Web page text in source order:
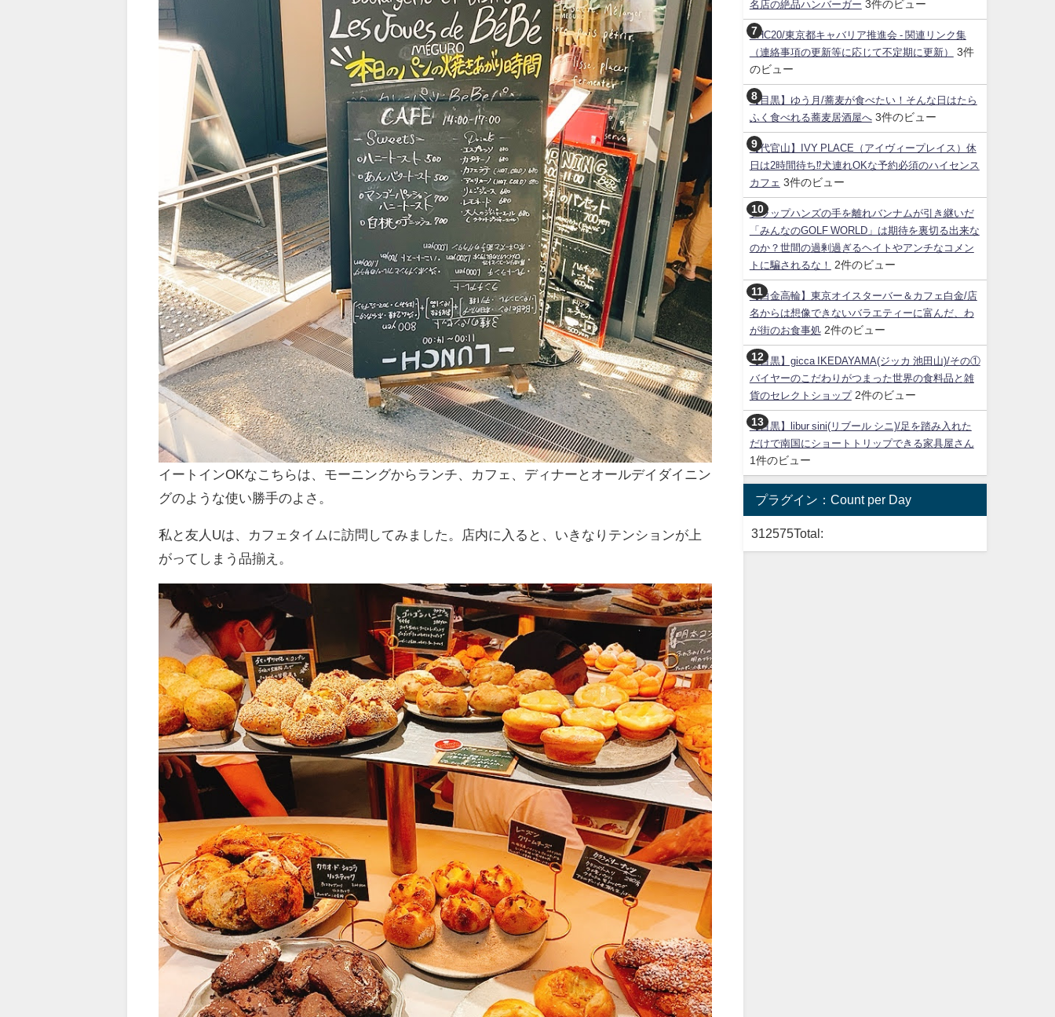
イートインOKなこちらは、モーニングからランチ、カフェ、ディナーとオールデイダイニン
グのような使い勝手のよさ。
私と友人Uは、カフェタイムに訪問してみました。店内に入ると、いきなりテンションが上
がってしまう品揃え。
名店の絶品ハンバーガー 3件のビュー
SHC20/東京都キャバリア推進会 - 関連リンク集
（連絡事項の更新等に応じて不定期に更新）
3件
のビュー
【目黒】ゆう月/蕎麦が食べたい！そんな日はたら
ふく食べれる蕎麦居酒屋へ 3件のビュー
【代官山】IVY PLACE（アイヴィープレイス）休
日は2時間待ち⁉犬連れOKな予約必須のハイセンス
カフェ 3件のビュー
クラップハンズの手を離れバンナムが引き継いだ
「みんなのGOLF WORLD」は期待を裏切る出来な
のか？世間の過剰過ぎるヘイトやアンチなコメン
トに騙されるな！
2件のビュー
【白金高輪】東京オイスターバー＆カフェ白金/店
名からは想像できないバラエティーに富んだ、わ
が街のお食事処 2件のビュー
【目黒】gicca IKEDAYAMA(ジッカ 池田山)/その①
バイヤーのこだわりがつまった世界の食料品と雑
貨のセレクトショップ 2件のビュー
【目黒】libur sini(リブール シニ)/足を踏み入れた
だけで南国にショートトリップできる家具屋さん
1件のビュー
プラグイン：Count per Day
312575Total: